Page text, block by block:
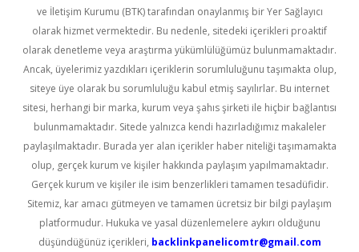
ve İletişim Kurumu (BTK) tarafından onaylanmış bir Yer Sağlayıcı
olarak hizmet vermektedir. Bu nedenle, sitedeki içerikleri proaktif
olarak denetleme veya araştırma yükümlülüğümüz bulunmamaktadır.
Ancak, üyelerimiz yazdıkları içeriklerin sorumluluğunu taşımakta olup,
siteye üye olarak bu sorumluluğu kabul etmiş sayılırlar. Bu internet
sitesi, herhangi bir marka, kurum veya şahıs şirketi ile hiçbir bağlantısı
bulunmamaktadır. Sitede yalnızca kendi hazırladığımız makaleler
paylaşılmaktadır. Burada yer alan içerikler haber niteliği taşımamakta
olup, gerçek kurum ve kişiler hakkında paylaşım yapılmamaktadır.
Gerçek kurum ve kişiler ile isim benzerlikleri tamamen tesadüfidir.
Sitemiz, kar amacı gütmeyen ve tamamen ücretsiz bir bilgi paylaşım
platformudur. Hukuka ve yasal düzenlemelere aykırı olduğunu
düşündüğünüz içerikleri, backlinkpanelicomtr@gmail.com